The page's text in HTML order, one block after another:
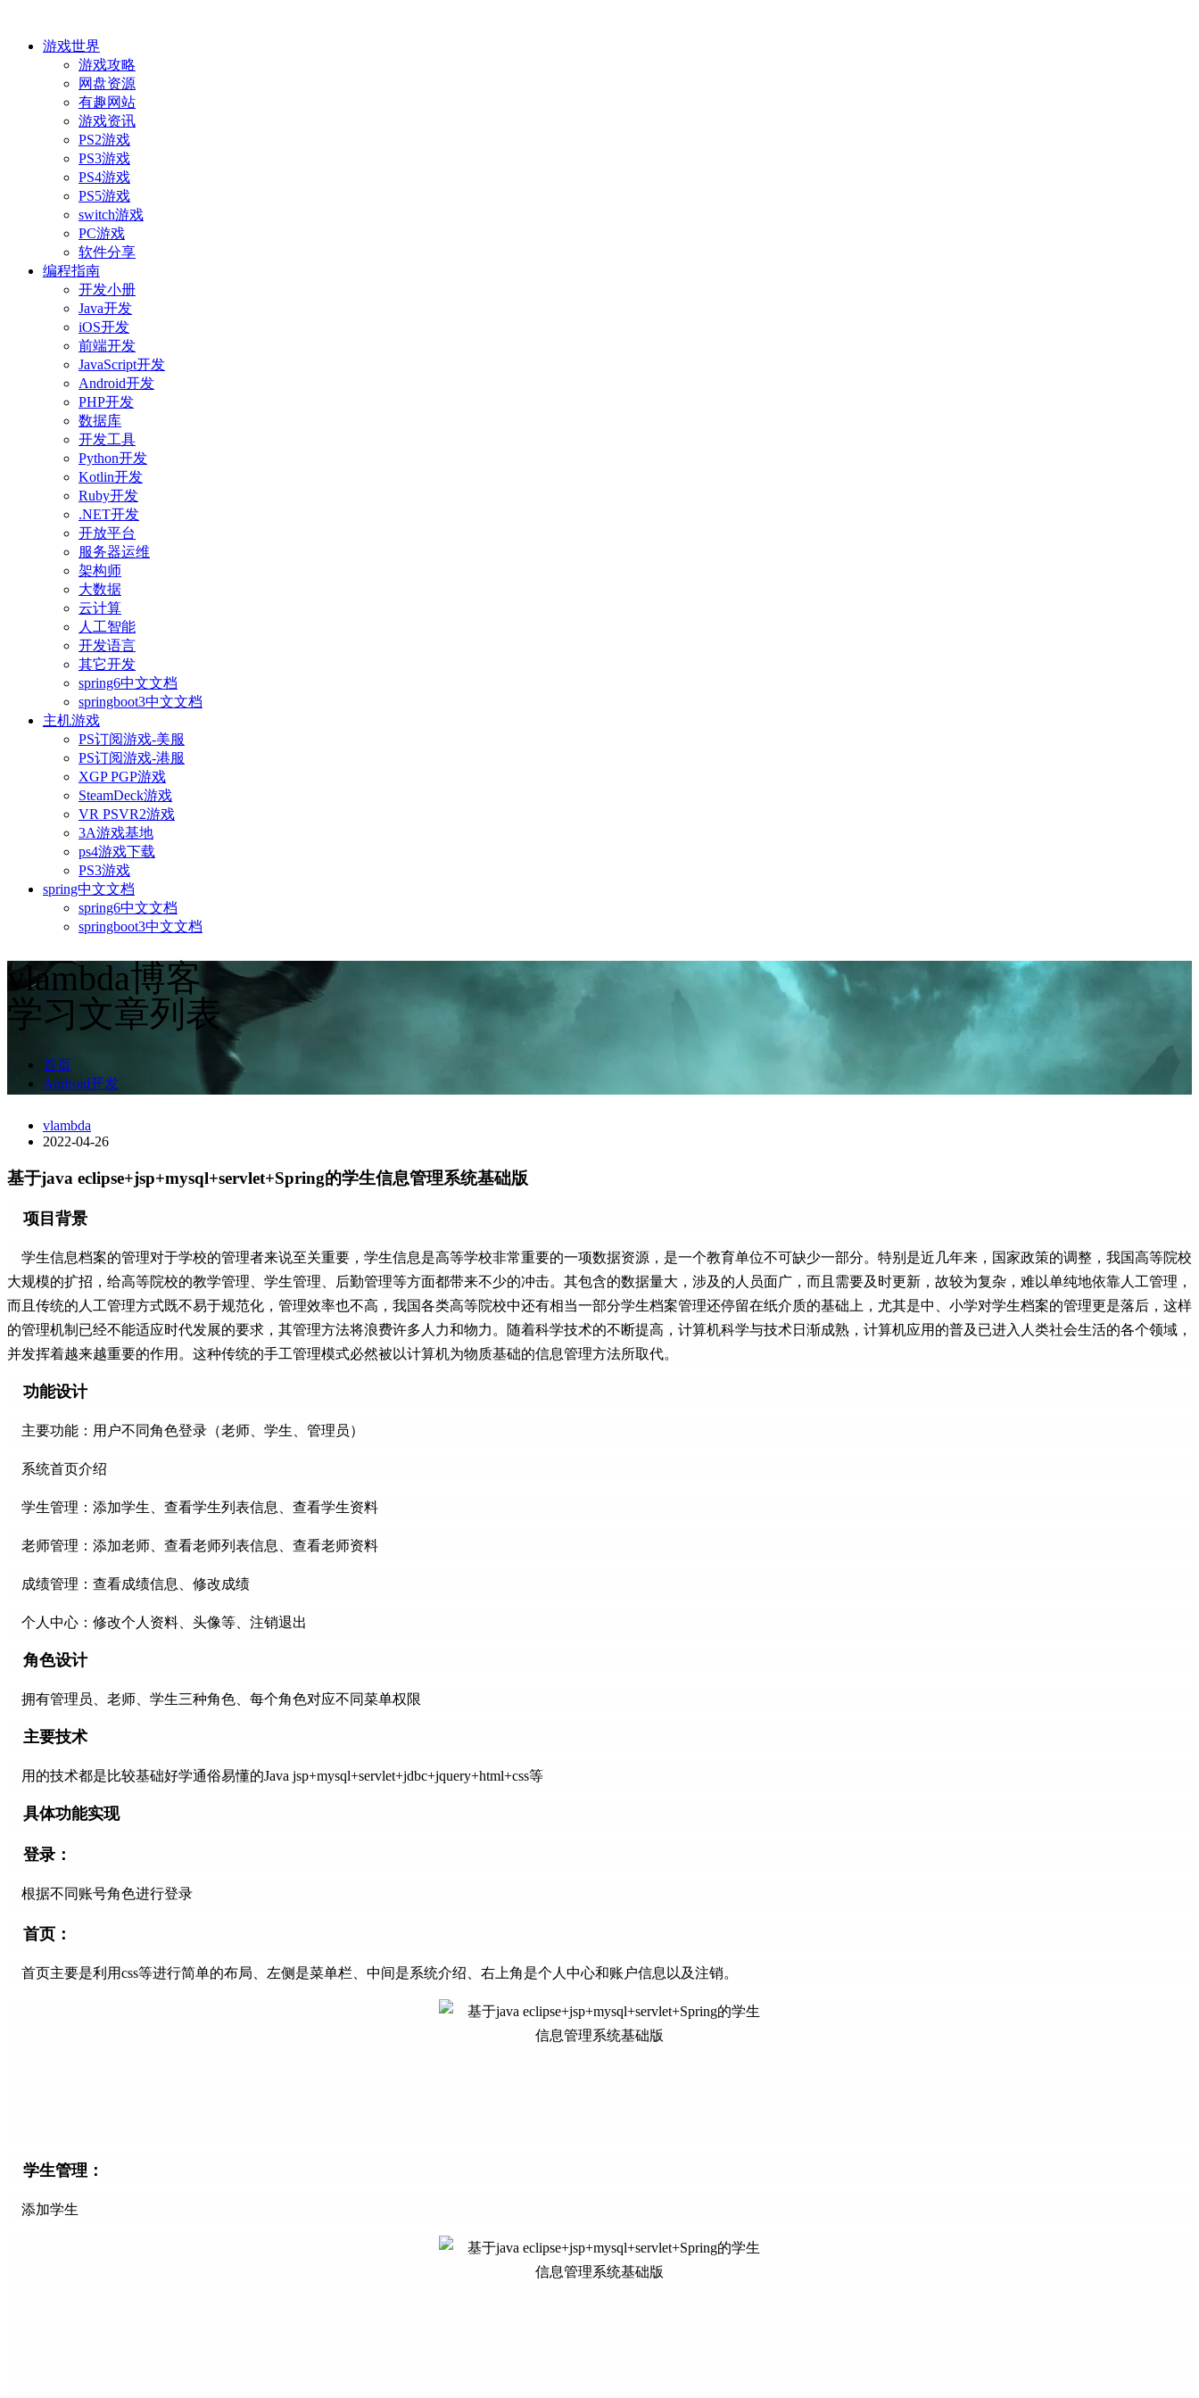
游戏世界
游戏攻略
网盘资源
有趣网站
游戏资讯
PS2游戏
PS3游戏
PS4游戏
PS5游戏
switch游戏
PC游戏
软件分享
编程指南
开发小册
Java开发
iOS开发
前端开发
JavaScript开发
Android开发
PHP开发
数据库
开发工具
Python开发
Kotlin开发
Ruby开发
.NET开发
开放平台
服务器运维
架构师
大数据
云计算
人工智能
开发语言
其它开发
spring6中文文档
springboot3中文文档
主机游戏
PS订阅游戏-美服
PS订阅游戏-港服
XGP PGP游戏
SteamDeck游戏
VR PSVR2游戏
3A游戏基地
ps4游戏下载
PS3游戏
spring中文文档
spring6中文文档
springboot3中文文档
vlambda博客
学习文章列表
首页
Android开发
vlambda
2022-04-26
基于java eclipse+jsp+mysql+servlet+Spring的学生信息管理系统基础版
项目背景
学生信息档案的管理对于学校的管理者来说至关重要，学生信息是高等学校非常重要的一项数据资源，是一个教育单位不可缺少一部分。特别是近几年来，国家政策的调整，我国高等院校
大规模的扩招，给高等院校的教学管理、学生管理、后勤管理等方面都带来不少的冲击。其包含的数据量大，涉及的人员面广，而且需要及时更新，故较为复杂，难以单纯地依靠人工管理，
而且传统的人工管理方式既不易于规范化，管理效率也不高，我国各类高等院校中还有相当一部分学生档案管理还停留在纸介质的基础上，尤其是中、小学对学生档案的管理更是落后，这样
的管理机制已经不能适应时代发展的要求，其管理方法将浪费许多人力和物力。随着科学技术的不断提高，计算机科学与技术日渐成熟，计算机应用的普及已进入人类社会生活的各个领域，
并发挥着越来越重要的作用。这种传统的手工管理模式必然被以计算机为物质基础的信息管理方法所取代。
功能设计
主要功能：用户不同角色登录（老师、学生、管理员）
系统首页介绍
学生管理：添加学生、查看学生列表信息、查看学生资料
老师管理：添加老师、查看老师列表信息、查看老师资料
成绩管理：查看成绩信息、修改成绩
个人中心：修改个人资料、头像等、注销退出
角色设计
拥有管理员、老师、学生三种角色、每个角色对应不同菜单权限
主要技术
用的技术都是比较基础好学通俗易懂的Java jsp+mysql+servlet+jdbc+jquery+html+css等
具体功能实现
登录：
根据不同账号角色进行登录
首页：
首页主要是利用css等进行简单的布局、左侧是菜单栏、中间是系统介绍、右上角是个人中心和账户信息以及注销。
学生管理：
添加学生